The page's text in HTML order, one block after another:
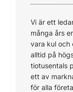
Vi är ett
många års
vara kul och
alltid på
tiotusentals
ett av
för alla